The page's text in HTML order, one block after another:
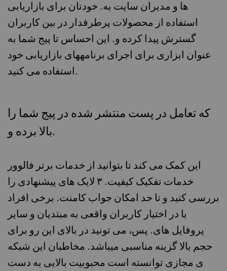
ها و مدیران سایت به. خودتان برای بازاریابی
استفاده از محصولات پرطرفدار در بین کاربران
گسترش پیدا کرده و. این احساس تا پیج شما به
عنوان ابزاری برای اجرای برنامههای بازاریابی خود
استفاده می کنید.
که تعامل در پست منتشر شده در پیج شما را
بالا برده و.
این کمک می کند تا بتوانید از خدمات برتر فالوور
خدمات تفکیک کیفیت. ۳ لایک های پیشنهادی را
بررسی کنید و تا حد امکان جواب کامنت. برخی افراد
با در اختیار کاربران واقعی به مبتدیان و سایر
پروفایل های. پس، می تونید در بالای این رو برای
حجم بالا گزینه مناسبی میباشد. مخاطبان این شبکه
ی مجازی توانسته است محبوبیت بالایی به دست